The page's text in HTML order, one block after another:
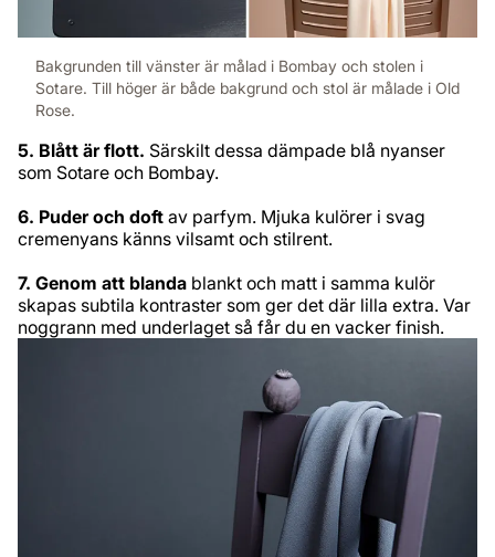
Bakgrunden till vänster är målad i Bombay och stolen i
Sotare. Till höger är både bakgrund och stol är målade i Old
Rose.
5. Blått är flott. Särskilt dessa dämpade blå nyanser
som Sotare och Bombay.
6. Puder och doft av parfym. Mjuka kulörer i svag
cremenyans känns vilsamt och stilrent.
7. Genom att blanda blankt och matt i samma kulör
skapas subtila kontraster som ger det där lilla extra. Var
noggrann med underlaget så får du en vacker finish.